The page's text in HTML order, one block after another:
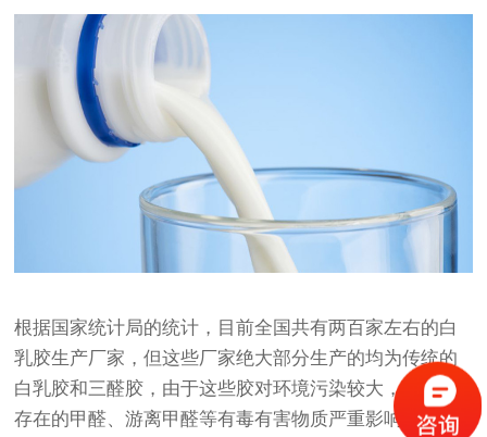
根据国家统计局的统计，目前全国共有两百家左右的白
乳胶生产厂家，但这些厂家绝大部分生产的均为传统的
白乳胶和三醛胶，由于这些胶对环境污染较大，体系中
存在的甲醛、游离甲醛等有毒有害物质严重影响了人们